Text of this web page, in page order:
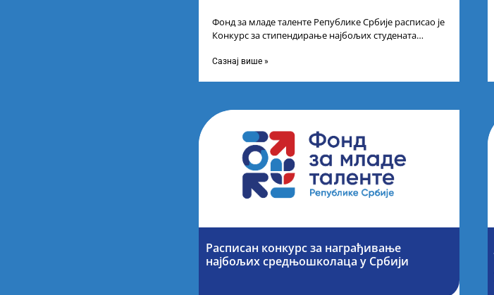
Фонд за младе таленте Републике Србије расписао је
Конкурс за стипендирање најбољих студената
Сазнај више »
Расписан конкурс за награђивање
најбољих средњошколаца у Србији